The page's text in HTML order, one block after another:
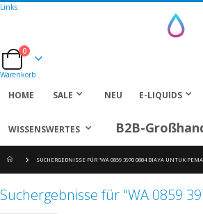
Links
Cart
0
Warenkorb
HOME SALE NEU E-LIQUIDS
WISSENSWERTES B2B-
SUCHERGEBNISSE FÜR "WA 0859 3970 0884 BIAYA UNTUK
Suchergebnisse für "WA 0859